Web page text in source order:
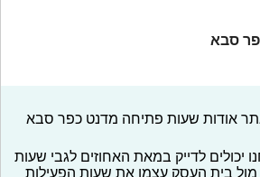
סבא
אודות שעות פתיחה מדנט כפר סבא
יכולים לדייק במאת האחוזים לגבי שעות
בית העסק עצמו את שעות הפעילות